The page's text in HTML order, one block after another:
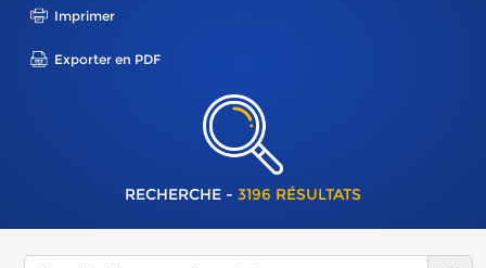
Imprimer
Exporter en PDF
RECHERCHE - 3196 RÉSULTATS